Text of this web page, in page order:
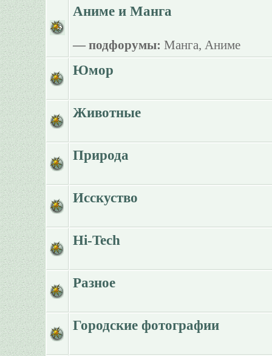
Аниме и Манга
— подфорумы: Манга, Аниме
Юмор
Животные
Природа
Исскуство
Hi-Tech
Разное
Городские фотографии